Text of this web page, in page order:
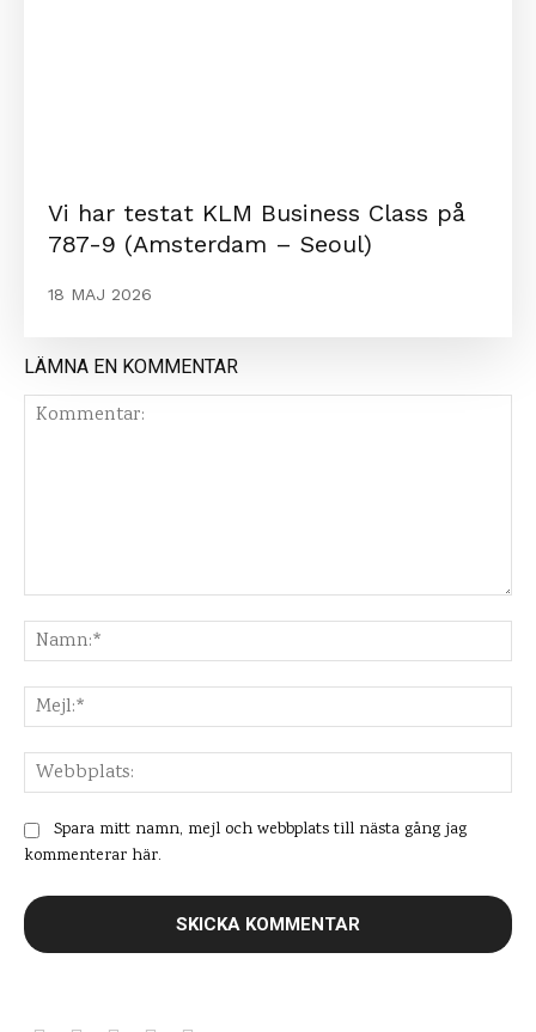
Vi har testat KLM Business Class på
787-9 (Amsterdam – Seoul)
18 MAJ 2026
LÄMNA EN KOMMENTAR
Spara mitt namn, mejl och webbplats till nästa gång jag
kommenterar här.